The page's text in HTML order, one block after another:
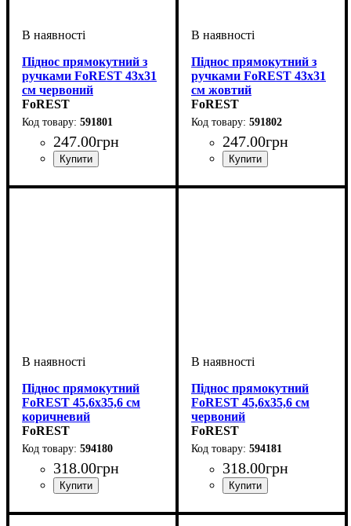
Піднос прямокутний з
ручками FoREST 43х31
см червоний
FoREST
591801
247.00грн
Піднос прямокутний з
ручками FoREST 43х31
см жовтий
FoREST
591802
247.00грн
Піднос прямокутний
FoREST 45,6х35,6 см
коричневий
FoREST
594180
318.00грн
Піднос прямокутний
FoREST 45,6х35,6 см
червоний
FoREST
594181
318.00грн